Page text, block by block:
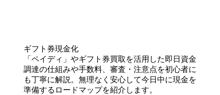
ギフト券現金化
「ペイディ」やギフト券買取を活用した即日資金
調達の仕組みや手数料、審査・注意点を初心者に
も丁寧に解説。無理なく安心して今日中に現金を
準備するロードマップを紹介します。